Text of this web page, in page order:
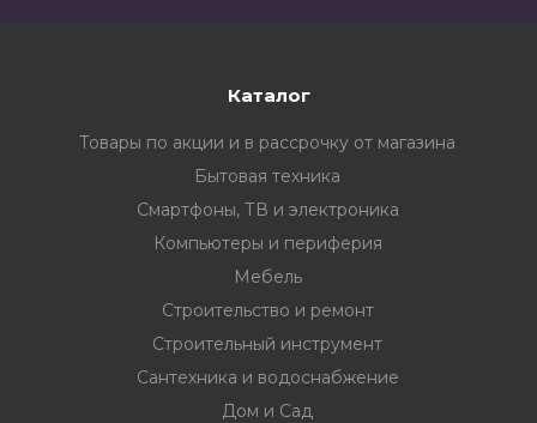
Каталог
Товары по акции и в рассрочку от магазина
Бытовая техника
Смартфоны, ТВ и электроника
Компьютеры и периферия
Мебель
Строительство и ремонт
Строительный инструмент
Сантехника и водоснабжение
Дом и Сад